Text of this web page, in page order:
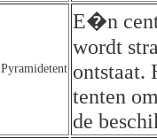
Pyramidetent
E�n
wordt
ontstaat.
tenten
de